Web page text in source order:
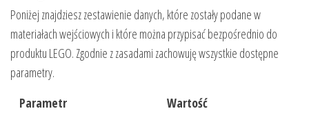
Poniżej znajdziesz zestawienie danych, które zostały podane w
materiałach wejściowych i które można przypisać bezpośrednio do
produktu LEGO. Zgodnie z zasadami zachowuję wszystkie dostępne
parametry.
Parametr
Wartość